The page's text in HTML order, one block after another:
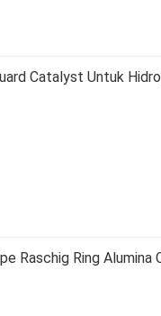
Catalyst Untuk
Raschig Ring Alumina